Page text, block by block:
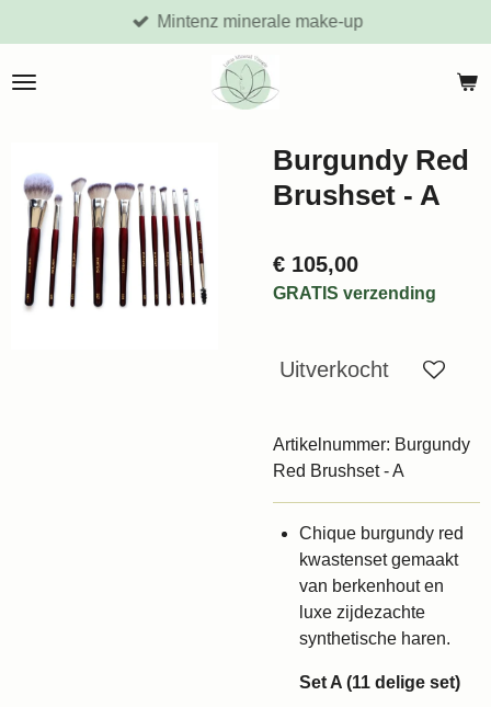
direct
naar
Mintenz minerale make-up
Burgundy Red
Brushset - A
€ 105,00
GRATIS verzending
Uitverkocht
Artikelnummer: Burgundy
Red Brushset - A
Chique burgundy red
kwastenset gemaakt
van berkenhout en
luxe zijdezachte
synthetische haren.
Set A (11 delige set)